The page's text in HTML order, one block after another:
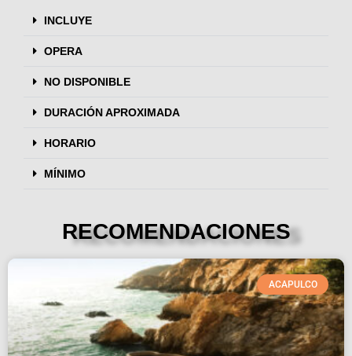
INCLUYE
OPERA
NO DISPONIBLE
DURACIÓN APROXIMADA
HORARIO
MÍNIMO
RECOMENDACIONES
ACAPULCO